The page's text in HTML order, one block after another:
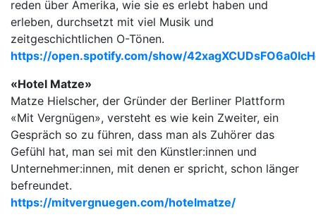
reden über Amerika, wie sie es erlebt haben und
erleben, durchsetzt mit viel Musik und
zeitgeschichtlichen O-Tönen.
https://open.spotify.com/show/
«Hotel Matze»
Matze Hielscher, der Gründer der Berliner Plattform
«Mit Vergnügen», versteht es wie kein Zweiter, ein
Gespräch so zu führen, dass man als Zuhörer das
Gefühl hat, man sei mit den Künstler:innen und
Unternehmer:innen, mit denen er spricht, schon länger
befreundet.
https://mitvergnuegen.com/hotelmatze/